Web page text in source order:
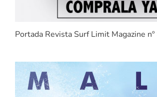
Portada Revista Surf Limit Magazine nº